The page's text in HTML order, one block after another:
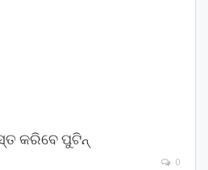
କରିବେ ପୁଟିନ୍
0